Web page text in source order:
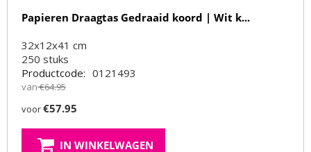
Papieren Draagtas Gedraaid koord | Wit k...
32x12x41 cm
250 stuks
Productcode: 0121493
van €64.95
voor€57.95
IN WINKELWAGEN